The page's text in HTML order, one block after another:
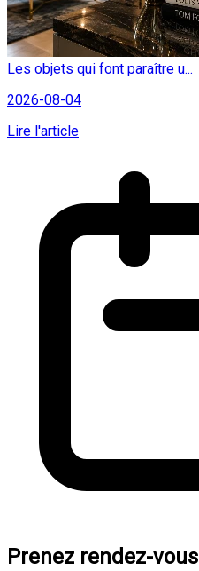
Les objets qui font paraître u...
2026-08-04
Lire l'article
Prenez rendez-vous